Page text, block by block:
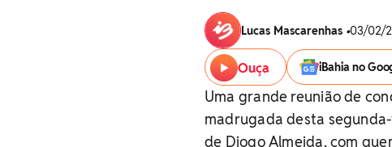
Lucas Mascarenhas •03/02/
Ouça iBahia no
Uma grande reunião de
madrugada desta
de Diogo Almeida, com